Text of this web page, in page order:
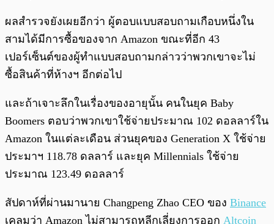
ผลสำรวจยังเผยอีกว่า ผู้ตอบแบบสอบถามเกือบหนึ่งใน
สามได้มีการซื้อของจาก Amazon ขณะที่อีก 43
เปอร์เซ็นต์ของผู้ทำแบบสอบถามกล่าวว่าพวกเขาจะไม่
ซื้อสินค้าที่ห้างฯ อีกต่อไป
และถ้าเจาะลึกในเรื่องของอายุนั้น คนในยุค Baby
Boomers ตอบว่าพวกเขาใช้จ่ายประมาณ 102 ดอลลาร์ใน
Amazon ในแต่ละเดือน ส่วนยุคของ Generation X ใช้จ่าย
ประมาฯ 118.78 ดลลาร์ และยุค Millennials ใช้จ่าย
ประมาณ 123.49 ดอลลาร์
สัปดาห์ที่ผ่านมานาย Changpeng Zhao CEO ของ Binance
เคลมว่า Amazon ไม่สามารถหลีกเลี่ยงการออก Altcoin